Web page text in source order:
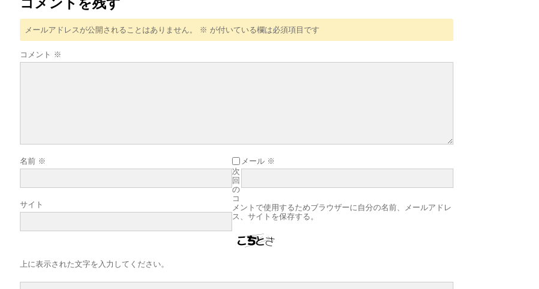
コメントを残す
メールアドレスが公開されることはありません。 ※ が付いている欄は必須項目です
コメント ※
名前 ※ メール ※
サイト
次
回
の
コ
メントで使用するためブラウザーに自分の名前、メールアドレ
ス、サイトを保存する。
上に表示された文字を入力してください。